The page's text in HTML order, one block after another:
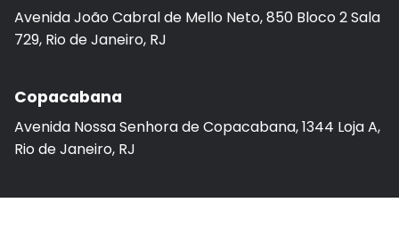
Avenida João Cabral de Mello Neto, 850 Bloco 2 Sala
729, Rio de Janeiro, RJ
Copacabana
Avenida Nossa Senhora de Copacabana, 1344 Loja A,
Rio de Janeiro, RJ